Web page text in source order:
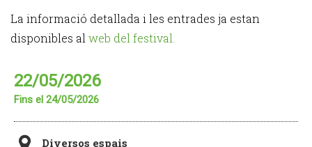
La informació detallada i les entrades ja estan
disponibles al web del festival.
22/05/2026
Fins el 24/05/2026
Diversos espais